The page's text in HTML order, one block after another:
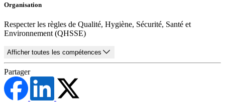
Organisation
Respecter les règles de Qualité, Hygiène, Sécurité, Santé et
Environnement (QHSSE)
Afficher toutes les compétences
Partager